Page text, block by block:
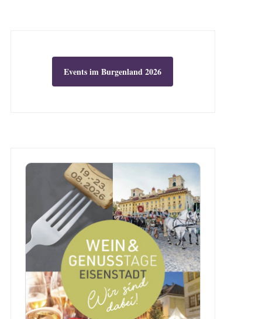
Events im Burgenland 2026